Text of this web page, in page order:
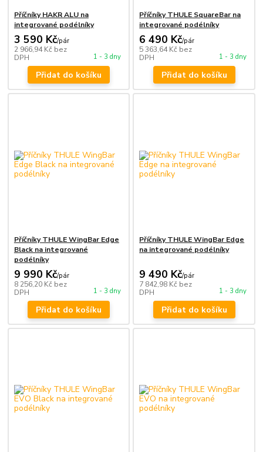
Příčníky HAKR ALU na
integrované podélníky
3 590 Kč/pár
2 966,94 Kč bez
DPH
1 - 3 dny
Přidat do košíku
Příčníky THULE SquareBar na
integrované podélníky
6 490 Kč/pár
5 363,64 Kč bez
DPH
1 - 3 dny
Přidat do košíku
Příčníky THULE WingBar Edge
Black na integrované
podélníky
9 990 Kč/pár
8 256,20 Kč bez
DPH
1 - 3 dny
Přidat do košíku
Příčníky THULE WingBar Edge
na integrované podélníky
9 490 Kč/pár
7 842,98 Kč bez
DPH
1 - 3 dny
Přidat do košíku